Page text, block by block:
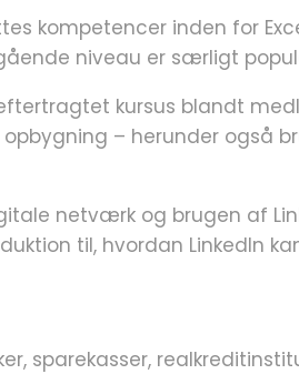
kompetencer inden for
niveau er særligt
kursus blandt
– herunder
netværk og brugen af
til, hvordan LinkedIn
sparekasser,